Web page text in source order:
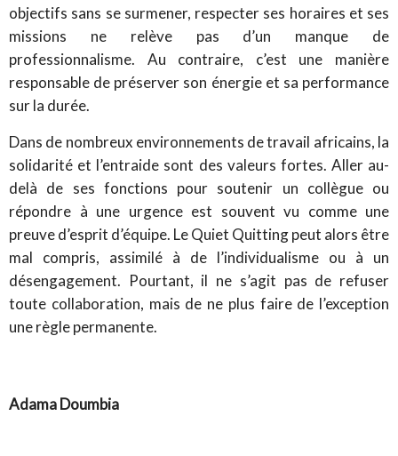
objectifs sans se surmener, respecter ses horaires et ses
missions ne relève pas d’un manque de
professionnalisme. Au contraire, c’est une manière
responsable de préserver son énergie et sa performance
sur la durée.
Dans de nombreux environnements de travail africains, la
solidarité et l’entraide sont des valeurs fortes. Aller au-
delà de ses fonctions pour soutenir un collègue ou
répondre à une urgence est souvent vu comme une
preuve d’esprit d’équipe. Le Quiet Quitting peut alors être
mal compris, assimilé à de l’individualisme ou à un
désengagement. Pourtant, il ne s’agit pas de refuser
toute collaboration, mais de ne plus faire de l’exception
une règle permanente.
Adama Doumbia